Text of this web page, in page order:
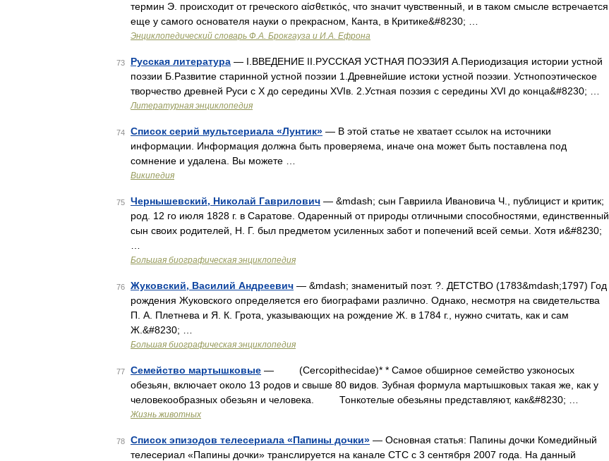
термин Э. происходит от греческого αίσθετικός, что значит чувственный, и в таком смысле встречается
еще у самого основателя науки о прекрасном, Канта, в Критике&#8230; …
Энциклопедический словарь Ф.А. Брокгауза и И.А. Ефрона
73 Русская литература — I.ВВЕДЕНИЕ II.РУССКАЯ УСТНАЯ ПОЭЗИЯ А.Периодизация истории устной
поэзии Б.Развитие старинной устной поэзии 1.Древнейшие истоки устной поэзии. Устнопоэтическое
творчество древней Руси с X до середины XVIв. 2.Устная поэзия с середины XVI до конца&#8230; …
Литературная энциклопедия
74 Список серий мультсериала «Лунтик» — В этой статье не хватает ссылок на источники
информации. Информация должна быть проверяема, иначе она может быть поставлена под
сомнение и удалена. Вы можете …
Википедия
75 Чернышевский, Николай Гаврилович — &mdash; сын Гавриила Ивановича Ч., публицист и критик;
род. 12 го июля 1828 г. в Саратове. Одаренный от природы отличными способностями, единственный
сын своих родителей, Н. Г. был предметом усиленных забот и попечений всей семьи. Хотя и&#8230;
Большая биографическая энциклопедия
76 Жуковский, Василий Андреевич — &mdash; знаменитый поэт. ?. ДЕТСТВО (1783&mdash;1797) Год
рождения Жуковского определяется его биографами различно. Однако, несмотря на свидетельства
П. А. Плетнева и Я. К. Грота, указывающих на рождение Ж. в 1784 г., нужно считать, как и сам
Ж.&#8230; …
Большая биографическая энциклопедия
77 Семейство мартышковые — (Cercopithecidae)* * Самое обширное семейство узконосых
обезьян, включает около 13 родов и свыше 80 видов. Зубная формула мартышковых такая же, как у
человекообразных обезьян и человека. Тонкотелые обезьяны представляют, как&#8230; …
Жизнь животных
78 Список эпизодов телесериала «Папины дочки» — Основная статья: Папины дочки Комедийный
телесериал «Папины дочки» транслируется на канале СТС с 3 сентября 2007 года. На данный